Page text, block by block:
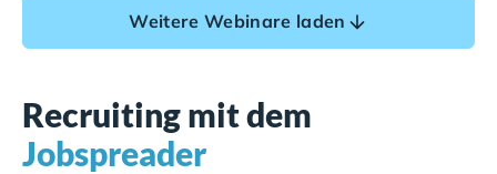
Weitere Webinare laden
Recruiting mit dem
Jobspreader